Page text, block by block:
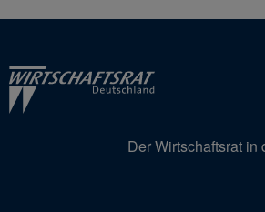
Der Wirtschaftsrat